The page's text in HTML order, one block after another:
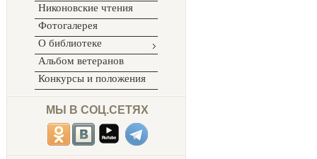
Никоновские чтения
Фотогалерея
О библиотеке
Альбом ветеранов
Конкурсы и положения
МЫ В СОЦ.СЕТЯХ